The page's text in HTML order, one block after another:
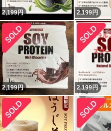
2,199円 2,199円
2,199円 2,199円